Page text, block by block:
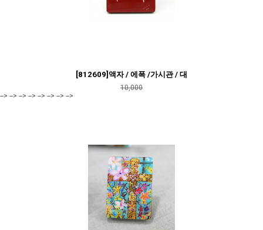
[812609]액자 / 에폭 /가시관 / 대
10,000
--> --> --> --> --> --> --> -->